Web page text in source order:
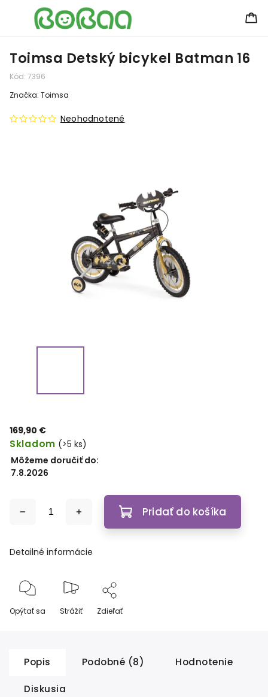
Toimsa Detský bicykel Batman 16
Kód: 7396
Neohodnotené
Značka: Toimsa
169,90 €
Skladom (>5 ks)
Môžeme doručiť do:
7.8.2026
Pridať do košíka
Detailné informácie
Opýtať sa Strážiť Zdieľať
Popis Podobné (8) Hodnotenie
Diskusia